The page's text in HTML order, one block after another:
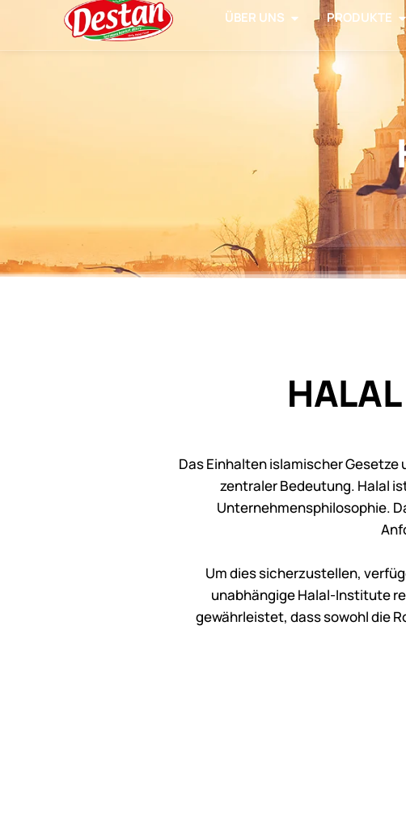
ÜBER UNS PRODUKTE
Das Einhalten islamischer
zentraler Bedeutung. Halal
Unternehmensphilosophie.
Um dies sicherzustellen,
unabhängige Halal-Institute
gewährleistet, dass sowohl die